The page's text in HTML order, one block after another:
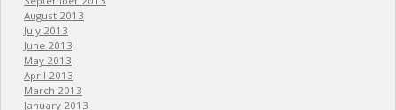
August 2013
July 2013
June 2013
May 2013
April 2013
March 2013
January 2013